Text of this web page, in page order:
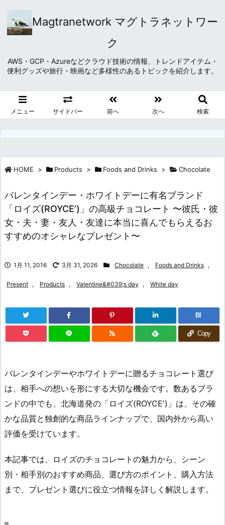
Magtranetwork マグトラネットワー
ク
AWS・GCP・Azureなどクラウド技術の情報、トレンドアイテム・
便利グッズや旅行・映画など多様性のあるトピックを紹介します。
メニュー サイドバー 前へ 次へ 検索
HOME > Products > Foods and Drinks > Chocolate
バレンタインデー・ホワイトデーに有名ブランド
「ロイズ(ROYCE’)」の高級チョコレート 〜彼氏・彼
女・夫・妻・友人・友達に本当に喜んでもらえるお
すすめのオシャレなプレゼント〜
1月 11, 2016 3月 31, 2026 Chocolate , Foods and Drinks ,
Present , Products , Valentine&#039;s day , White day
B!
Copy
バレンタインデーやホワイトデーに贈るチョコレート選び
は、相手への想いを形にする大切な機会です。数あるブラ
ンドの中でも、北海道発の「ロイズ(ROYCE')」は、その確
かな品質と独創的な商品ラインナップで、国内外から高い
評価を受けています。
本記事では、ロイズのチョコレートの魅力から、シーン
別・相手別のおすすめ商品、選び方のポイント、購入方法
まで、プレゼント選びに役立つ情報を詳しく解説します。